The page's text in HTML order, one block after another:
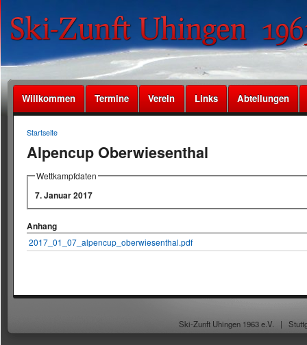
Willkommen Termine Verein Links Abteilungen
Startseite
Alpencup Oberwiesenthal
Wettkampfdaten
7. Januar 2017
Anhang
2017_01_07_alpencup_oberwiesenthal.pdf
Ski-Zunft Uhingen 1963 e.V. |